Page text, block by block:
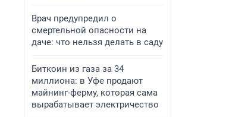
Врач предупредил о
смертельной опасности на
даче: что нельзя делать в саду
Биткоин из газа за 34
миллиона: в Уфе продают
майнинг-ферму, которая сама
вырабатывает электричество